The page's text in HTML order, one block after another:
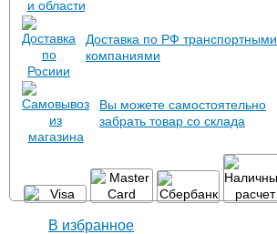
Доставка по РФ транспортными
компаниями
Вы можете самостоятельно
забрать товар со склада
В избранное